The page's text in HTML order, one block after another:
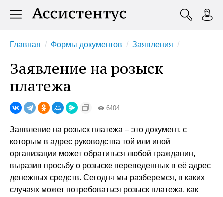
Главная Формы документов Заявления
Заявление на розыск
платежа
6404
Заявление на розыск платежа – это документ, с
которым в адрес руководства той или иной
организации может обратиться любой гражданин,
выразив просьбу о розыске переведенных в её адрес
денежных средств. Сегодня мы разберемся, в каких
случаях может потребоваться розыск платежа, как